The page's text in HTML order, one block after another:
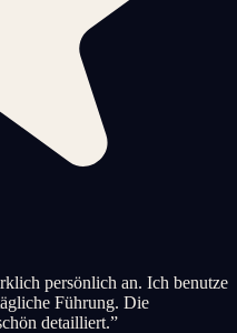
persönlich an. Ich benutze
Führung. Die
detailliert.”